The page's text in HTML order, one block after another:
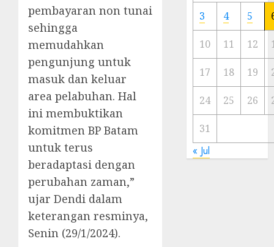
pembayaran non tunai
sehingga
memudahkan
pengunjung untuk
masuk dan keluar
area pelabuhan. Hal
ini membuktikan
komitmen BP Batam
untuk terus
beradaptasi dengan
perubahan zaman,”
ujar Dendi dalam
keterangan resminya,
Senin (29/1/2024).
Ibu
Kota
23/11/
3 4 5
10 11 12
17 18 19
24 25 26
31
« Jul